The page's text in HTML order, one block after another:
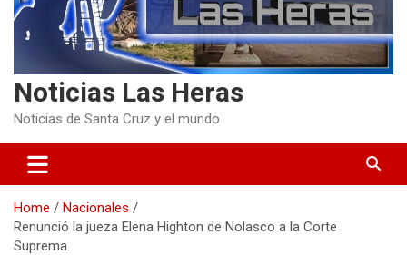
Noticias Las Heras
Noticias de Santa Cruz y el mundo
Home
Nacionales
Renunció la jueza Elena Highton de Nolasco a la Corte
Suprema.